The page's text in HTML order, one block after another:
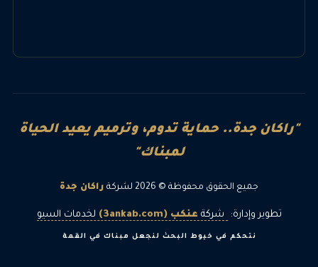
"راكان جدة.. حماية تدوم، وترميم يعيد الحياة
لمبناك"
جميع الحقوق محفوظة © 2026 لشركة راكان جدة
تطوير وإدارة: شركة عنكب (3ankab.com) لخدمات السيو
نتحكم في خيوط البحث لنجعل مبناك في القمة